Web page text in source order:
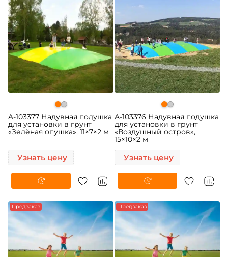
A-103377 Надувная подушка
для установки в грунт
«Зелёная опушка», 11×7×2 м
Узнать цену
A-103376 Надувная подушка
для установки в грунт
«Воздушный остров»,
15×10×2 м
Узнать цену
Предзаказ Предзаказ